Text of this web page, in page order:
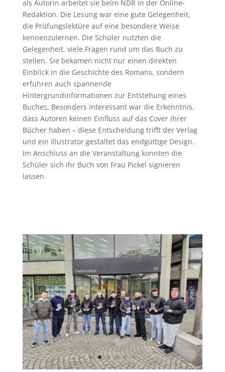
als Autorin arbeitet sie beim NDR in der Online-
Redaktion. Die Lesung war eine gute Gelegenheit,
die Prüfungslektüre auf eine besondere Weise
kennenzulernen. Die Schüler nutzten die
Gelegenheit, viele Fragen rund um das Buch zu
stellen. Sie bekamen nicht nur einen direkten
Einblick in die Geschichte des Romans, sondern
erfuhren auch spannende
Hintergrundinformationen zur Entstehung eines
Buches. Besonders interessant war die Erkenntnis,
dass Autoren keinen Einfluss auf das Cover ihrer
Bücher haben – diese Entscheidung trifft der Verlag
und ein Illustrator gestaltet das endgültige Design.
Im Anschluss an die Veranstaltung konnten die
Schüler sich ihr Buch von Frau Pickel signieren
lassen.